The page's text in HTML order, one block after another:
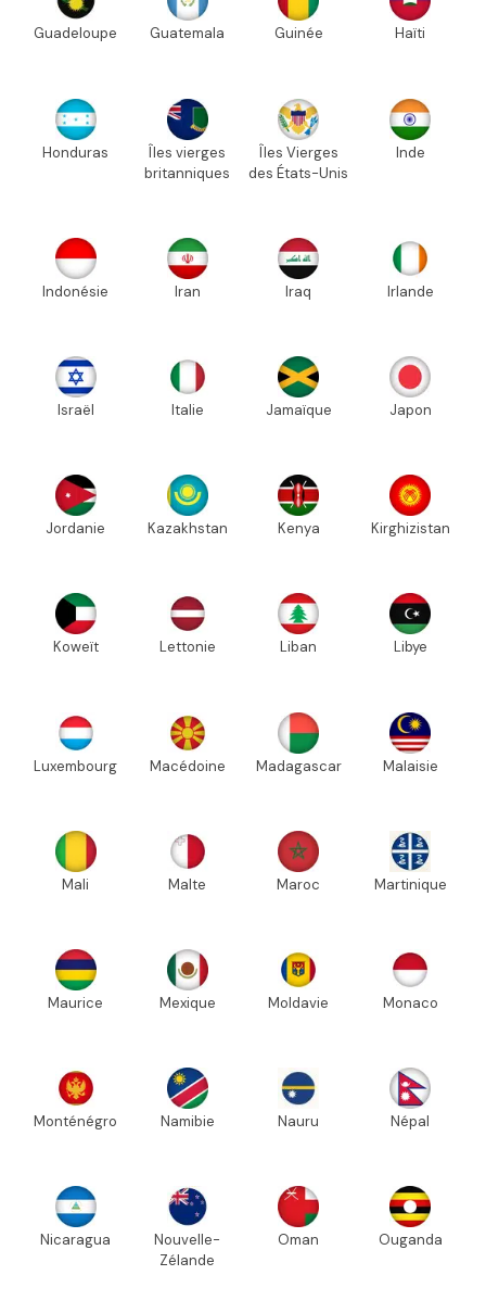
Guadeloupe Guatemala Guinée Haïti
Honduras
Îles vierges
britanniques
Îles Vierges
des États-Unis
Inde
Indonésie Iran Iraq Irlande
Israël Italie Jamaïque Japon
Jordanie Kazakhstan Kenya Kirghizistan
Koweït Lettonie Liban Libye
Luxembourg Macédoine Madagascar Malaisie
Mali Malte Maroc Martinique
Maurice Mexique Moldavie Monaco
Monténégro Namibie Nauru Népal
Nicaragua
Nouvelle-
Zélande
Oman Ouganda